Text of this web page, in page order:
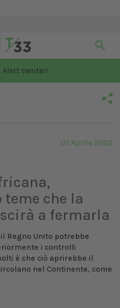
Alert sanitari
01 Aprile 2022
che la
a fermarla
Regno Unito potrebbe
i controlli
è che ciò aprirebbe il
nel Continente, come